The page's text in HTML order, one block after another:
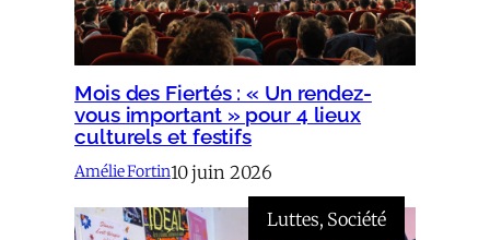
Mois des Fiertés : « Un rendez-
vous important » pour 4 lieux
culturels et festifs
Amélie Fortin10 juin 2026
Luttes, Société